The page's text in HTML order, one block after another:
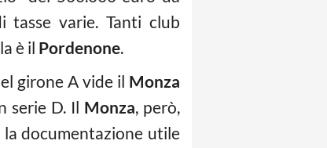
tasse varie. Tanti club
è il Pordenone.
girone A vide il Monza
serie D. Il Monza, però,
documentazione utile